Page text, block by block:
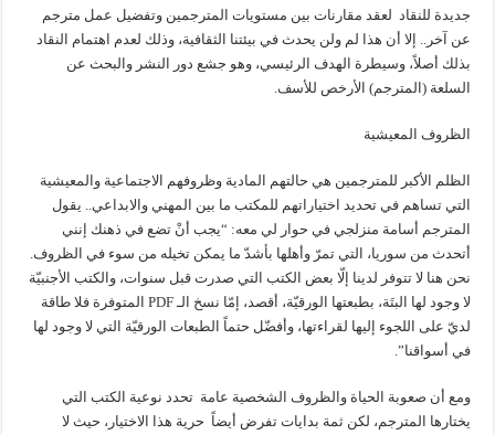
جديدة للنقاد لعقد مقارنات بين مستويات المترجمين وتفضيل عمل مترجم
عن آخر.. إلا أن هذا لم ولن يحدث في بيئتنا الثقافية، وذلك لعدم اهتمام النقاد
بذلك أصلاً، وسيطرة الهدف الرئيسي، وهو جشع دور النشر والبحث عن
السلعة (المترجم) الأرخص للأسف.
الظروف المعيشية
الظلم الأكبر للمترجمين هي حالتهم المادية وظروفهم الاجتماعية والمعيشية
التي تساهم في تحديد اختياراتهم للمكتب ما بين المهني والابداعي.. يقول
المترجم أسامة منزلجي في حوار لي معه: “يجب أنْ تضع في ذهنك إنني
أتحدث من سوريا، التي تمرّ وأهلها بأشدّ ما يمكن تخيله من سوء في الظروف.
نحن هنا لا تتوفر لدينا إلّا بعض الكتب التي صدرت قبل سنوات، والكتب الأجنبيّة
لا وجود لها البتَة، بطبعتها الورقيّة، أقصد، إمّا نسخ الـ PDF المتوفرة فلا طاقة
لديّ على اللجوء إليها لقراءتها، وأفضّل حتماً الطبعات الورقيّة التي لا وجود لها
في أسواقنا”.
ومع أن صعوبة الحياة والظروف الشخصية عامة تحدد نوعية الكتب التي
يختارها المترجم، لكن ثمة بدايات تفرض أيضاً حرية هذا الاختيار، حيث لا